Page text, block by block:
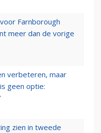
Farnborough
meer dan de vorige
verbeteren, maar
geen optie:
zien in tweede